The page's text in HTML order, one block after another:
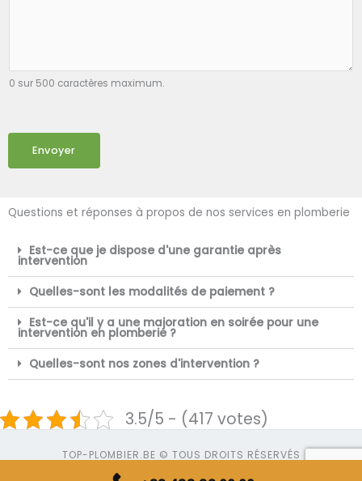
0 sur 500 caractères maximum.
Envoyer
Questions et réponses à propos de nos services en plomberie
Est-ce que je dispose d'une garantie après
intervention
Quelles-sont les modalités de paiement ?
Est-ce qu'il y a une majoration en soirée pour une
intervention en plomberie ?
Quelles-sont nos zones d'intervention ?
3.5/5 - (417 votes)
TOP-PLOMBIER.BE © TOUS DROITS RÉSERVÉS